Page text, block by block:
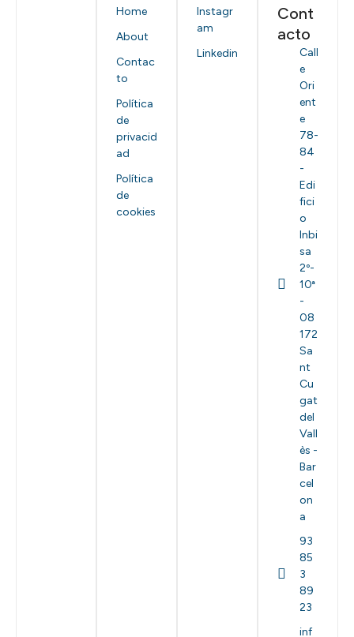
Home
About
Contac
to
Política
de
privacid
ad
Política
de
cookies
Instagr
am
Linkedin
Cont
acto
Call
e
Ori
ent
e
78-
84
-
Edi
fici
o
Inbi
sa
2º-
10ª
-
08
172
Sa
nt
Cu
gat
del
Vall
ès -
Bar
cel
on
a
93
85
3
89
23
inf